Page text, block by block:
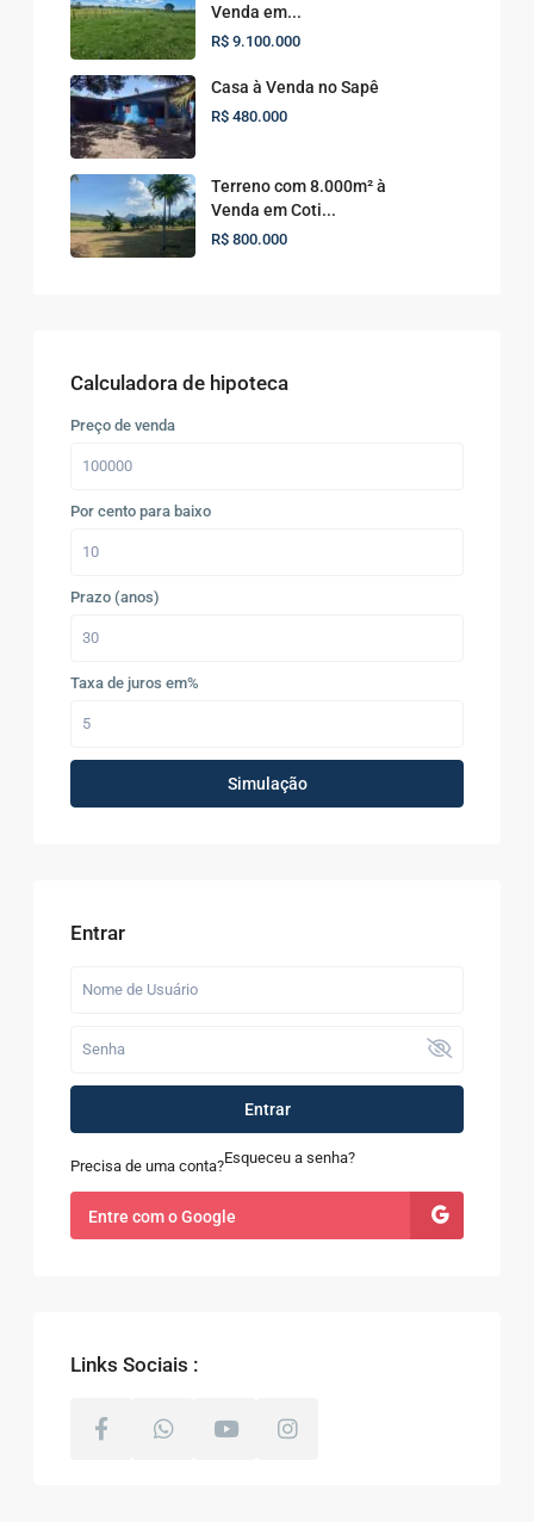
Venda em...
R$ 9.100.000
Casa à Venda no Sapê
R$ 480.000
Terreno com 8.000m² à
Venda em Coti...
R$ 800.000
Calculadora de hipoteca
Preço de venda
Por cento para baixo
Prazo (anos)
Taxa de juros em%
Simulação
Entrar
Entrar
Precisa de uma conta?Esqueceu a senha?
Entre com o Google
Links Sociais :